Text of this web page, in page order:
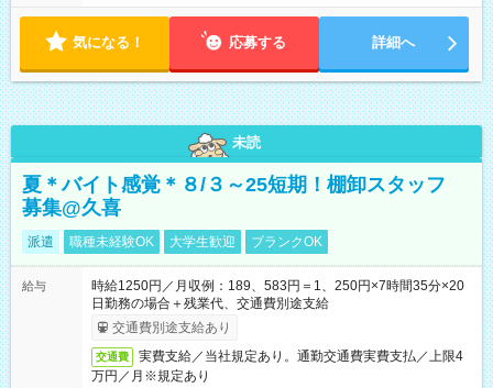
気になる！ 応募する 詳細へ
未読
夏＊バイト感覚＊８/３～25短期！棚卸スタッフ
募集@久喜
派遣 職種未経験OK 大学生歓迎 ブランクOK
給与
時給1250円／月収例：189、583円＝1、250円×7時間35分×20
日勤務の場合＋残業代、交通費別途支給
交通費別途支給あり
交通費
実費支給／当社規定あり。通勤交通費実費支払／上限4
万円／月※規定あり